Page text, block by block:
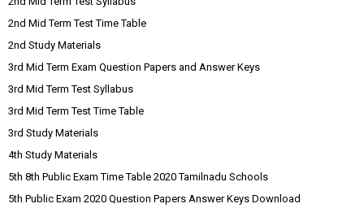
2nd Mid Term Test Time Table
2nd Study Materials
3rd Mid Term Exam Question Papers and Answer Keys
3rd Mid Term Test Syllabus
3rd Mid Term Test Time Table
3rd Study Materials
4th Study Materials
5th 8th Public Exam Time Table 2020 Tamilnadu Schools
5th Public Exam 2020 Question Papers Answer Keys Download